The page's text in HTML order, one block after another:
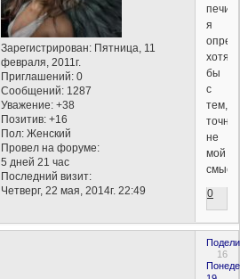
Зарегистрирован: Пятница, 11
февраля, 2011г.
Приглашений: 0
Сообщений: 1287
Уважение: +38
Позитив: +16
Пол: Женский
Провел на форуме:
5 дней 21 час
Последний визит:
Четверг, 22 мая, 2014г. 22:49
я
хотя
бы
с
точно
не
мой
0
16